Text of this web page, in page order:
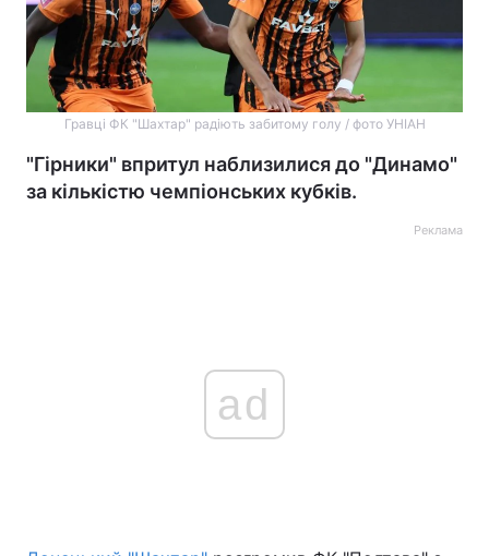
Гравці ФК "Шахтар" радіють забитому голу / фото УНІАН
"Гірники" впритул наблизилися до "Динамо"
за кількістю чемпіонських кубків.
Реклама
ad